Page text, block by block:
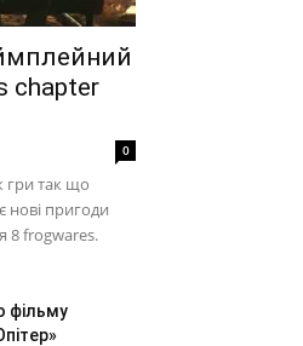
chapter
0
гри так що
нові пригоди
8 frogwares.
фільму